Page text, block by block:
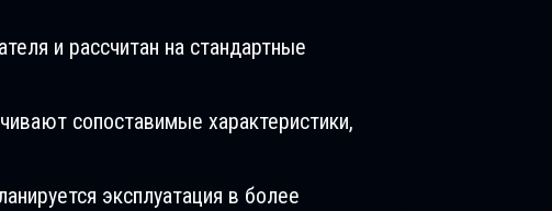
и рассчитан на стандартные
сопоставимые характеристики,
эксплуатация в более